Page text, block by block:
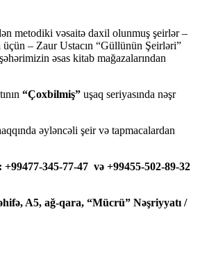
metodiki vəsaitə daxil olunmuş şeirlər –
üçün – Zaur Ustacın “Güllünün Şeirləri”
əsas kitab mağazalarından
“Çoxbilmiş” uşaq seriyasında nəşr
əyləncəli şeir və tapmacalardan
345-77-47 və +99455-502-89-32
A5, ağ-qara, “Mücrü” Nəşriyyatı /